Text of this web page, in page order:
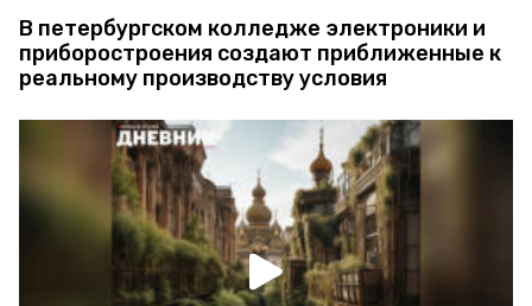
В петербургском колледже электроники и
приборостроения создают приближенные к
реальному производству условия